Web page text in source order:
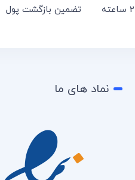
تضمین بازگشت پول
نماد های ما